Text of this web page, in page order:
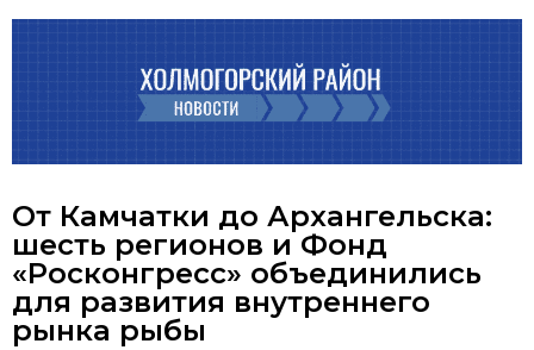
От Камчатки до Архангельска:
шесть регионов и Фонд
«Росконгресс» объединились
для развития внутреннего
рынка рыбы